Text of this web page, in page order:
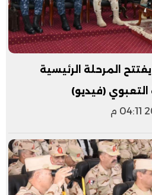
يفتتح المرحلة الرئيسية
التعبوي (فيديو)